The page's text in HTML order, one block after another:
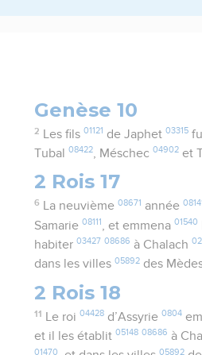
Genèse 10
2 Les fils 01121 de Japhet 03315
Tubal08422, Méschec04902 et
2 Rois 17
6 La neuvième 08671 année 08141
Samarie08111 , et emmena01540
habiter03427 08686 à Chalach
dans les villes05892 des
2 Rois 18
11 Le roi 04428d’Assyrie 0804
et il les établit05148 08686 à
01470 05892